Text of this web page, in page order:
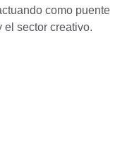
como puente
el sector creativo.